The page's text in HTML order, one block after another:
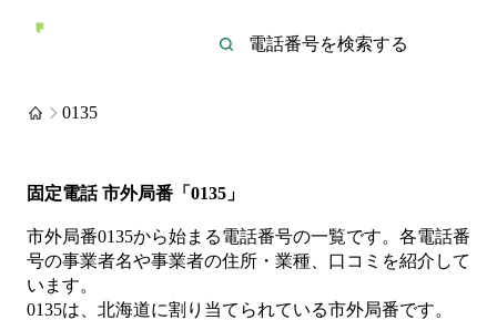
0135
固定電話 市外局番「0135」
市外局番0135から始まる電話番号の一覧です。各電話番
号の事業者名や事業者の住所・業種、口コミを紹介して
います。
0135は、北海道に割り当てられている市外局番です。